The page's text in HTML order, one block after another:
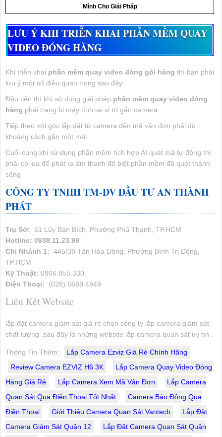
Mình Cho Giải Pháp
LƯU Ý KHI TRIỄN KHAI PHẦN MỀM QUAY
VIDEO ĐÓNG HÀNG
Khi triễn khai phần mềm quay video đóng gói hàng thì bạn phải
lưu ý một số điều quan trọng sau đây.
Đầu tiên thì khi sử dụng giải pháp phần mềm quay video đóng
hàng phải trang bị máy tính tại vị trí gắn camera.
Tiếp theo với góc lắp đặt từ camera đến mã vận đơn phải đủ
khoảng cách gần một mét
Cuối cùng khi sử dụng phần mềm tích hợp AI quét mã tự động thì
phải có loa để phát ra âm thanh để biết phần mềm đã quét thành
công
CÔNG TY TNHH TM-DV ĐẦU TƯ AN THÀNH
PHÁT
Trụ Sở:
51 Lũy Bán Bích, Phường Phú Thạnh, TP.HCM
Hotline: 0938.11.23.99
Chi Nhánh 1: 445/38 Tân Hòa Đông, Phường Bình Trị Đông,
TP.HCM
Kỹ Thuật: 0906.855.330
Điện Thoại:
(028) 6688.4949
Liên Kết Website
lắp đặt camera giám sát giá rẻ chọn công ty lắp camera giám sát
chất lượng ,sau đây là những website lắp camera quan sát uy tín .
Thông Tin Thêm:
Lắp Camera Ezviz Giá Rẻ Chính Hãng
Review Camera EZVIZ H6 3K
Lắp Camera Quay Video Đóng
Hàng Giá Rẻ
Lắp Camera Xem Mã Vận Đơn
Lắp Camera
Quan Sát Qua Điện Thoại Tốt Nhất
Camera Báo Động Qua
Điện Thoại
Giới Thiệu Camera Quan Sát Vantech
Lắp Đặt
Camera Giám Sát Quận 12
Lắp Đăt Camera Quan Sát Quận